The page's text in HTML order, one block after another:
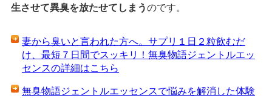
生させて異臭を放たせてしまうのです。
妻から臭いと言われた方へ。サプリ１日２粒飲むだ
け、最短７日間でスッキリ！無臭物語ジェントルエッ
センスの詳細はこちら
無臭物語ジェントルエッセンスで悩みを解消した体験